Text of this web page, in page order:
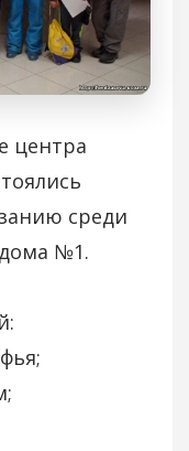
центра
среди
№1.